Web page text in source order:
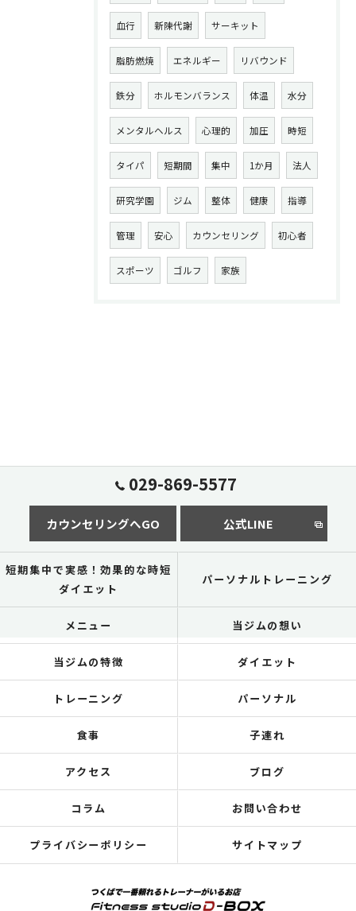
血行 新陳代謝 サーキット
脂肪燃焼 エネルギー リバウンド
鉄分 ホルモンバランス 体温 水分
メンタルヘルス 心理的 加圧 時短
タイパ 短期間 集中 1か月 法人
研究学園 ジム 整体 健康 指導
管理 安心 カウンセリング 初心者
スポーツ ゴルフ 家族
029-869-5577
カウンセリングへGO 公式LINE
短期集中で実感！効果的な時短
ダイエット
パーソナルトレーニング
メニュー 当ジムの想い
当ジムの特徴 ダイエット
トレーニング パーソナル
食事 子連れ
アクセス ブログ
コラム お問い合わせ
プライバシーポリシー サイトマップ